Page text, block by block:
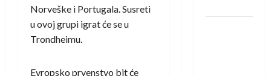
Norveške i Portugala. Susreti
u ovoj grupi igrat će se u
Trondheimu.
Evropsko prvenstvo bit će